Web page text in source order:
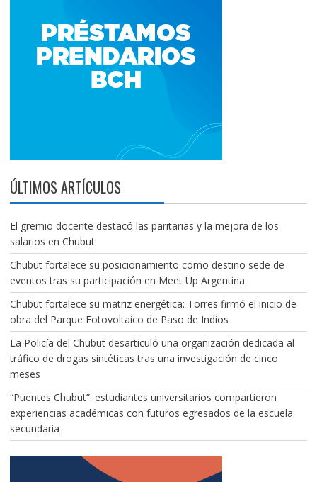
ÚLTIMOS ARTÍCULOS
El gremio docente destacó las paritarias y la mejora de los
salarios en Chubut
Chubut fortalece su posicionamiento como destino sede de
eventos tras su participación en Meet Up Argentina
Chubut fortalece su matriz energética: Torres firmó el inicio de
obra del Parque Fotovoltaico de Paso de Indios
La Policía del Chubut desarticuló una organización dedicada al
tráfico de drogas sintéticas tras una investigación de cinco
meses
“Puentes Chubut”: estudiantes universitarios compartieron
experiencias académicas con futuros egresados de la escuela
secundaria